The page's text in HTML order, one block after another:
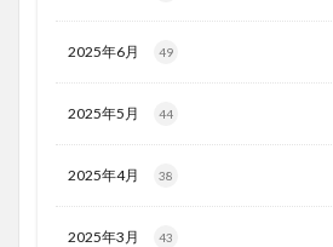
2025年6月 49
2025年5月 44
2025年4月 38
2025年3月 43